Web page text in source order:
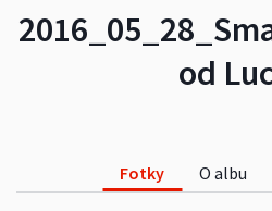
od
Fotky O albu